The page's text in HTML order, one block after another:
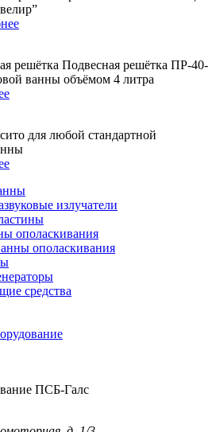
решётка Подвесная решётка ПР-40-
ванны объёмом 4 литра
для любой стандартной
излучатели
ополаскивания
ополаскивания
средства
ПСБ-Галс